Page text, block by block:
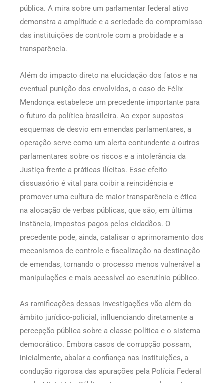
pública. A mira sobre um parlamentar federal ativo
demonstra a amplitude e a seriedade do compromisso
das instituições de controle com a probidade e a
transparência.
Além do impacto direto na elucidação dos fatos e na
eventual punição dos envolvidos, o caso de Félix
Mendonça estabelece um precedente importante para
o futuro da política brasileira. Ao expor supostos
esquemas de desvio em emendas parlamentares, a
operação serve como um alerta contundente a outros
parlamentares sobre os riscos e a intolerância da
Justiça frente a práticas ilícitas. Esse efeito
dissuasório é vital para coibir a reincidência e
promover uma cultura de maior transparência e ética
na alocação de verbas públicas, que são, em última
instância, impostos pagos pelos cidadãos. O
precedente pode, ainda, catalisar o aprimoramento dos
mecanismos de controle e fiscalização na destinação
de emendas, tornando o processo menos vulnerável a
manipulações e mais acessível ao escrutínio público.
As ramificações dessas investigações vão além do
âmbito jurídico-policial, influenciando diretamente a
percepção pública sobre a classe política e o sistema
democrático. Embora casos de corrupção possam,
inicialmente, abalar a confiança nas instituições, a
condução rigorosa das apurações pela Polícia Federal